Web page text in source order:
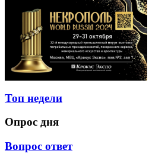
Топ недели
Опрос дня
Вопрос ответ